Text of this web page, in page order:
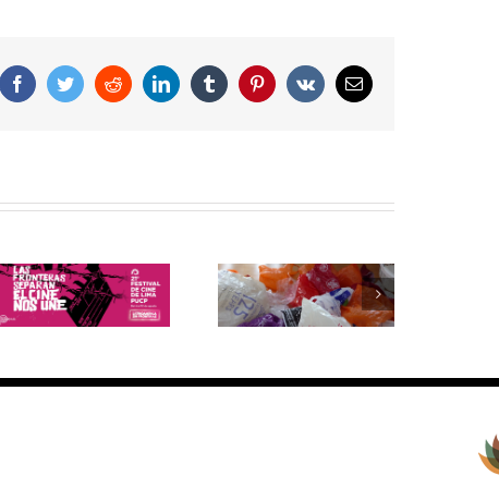
FacebookTwitterRedditLinkedInTumblrPinterestVk
Correo
Bolsas de plástico: 5
datos que debes
saber sobre su
La preocupación del
Papa Francisco
sobre el cuidado del